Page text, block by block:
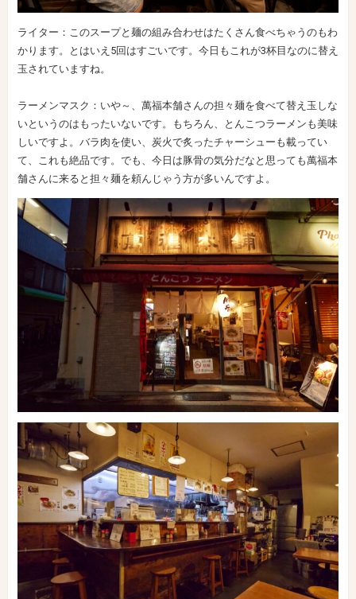
ライター：このスープと麺の組み合わせはたくさん食べちゃうのもわ
かります。とはいえ5回はすごいです。今日もこれが3杯目なのに替え
玉されていますね。
ラーメンマスク：いや～、萬福本舗さんの担々麺を食べて替え玉しな
いというのはもったいないです。もちろん、とんこつラーメンも美味
しいですよ。バラ肉を使い、炭火で炙ったチャーシューも載ってい
て、これも絶品です。でも、今日は豚骨の気分だなと思っても萬福本
舗さんに来ると担々麺を頼んじゃう方が多いんですよ。